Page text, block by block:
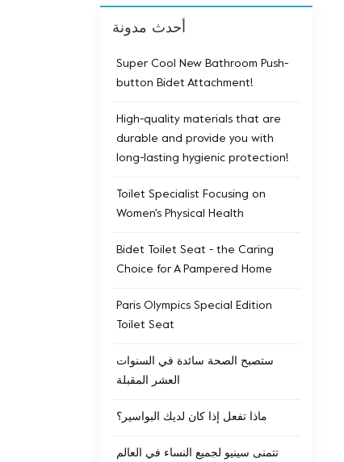
أحدث مدونة
Super Cool New Bathroom Push-
button Bidet Attachment!
High-quality materials that are
durable and provide you with
long-lasting hygienic protection!
Toilet Specialist Focusing on
Women's Physical Health
Bidet Toilet Seat - the Caring
Choice for A Pampered Home
Paris Olympics Special Edition
Toilet Seat
ستصبح الصحة سائدة في السنوات
العشر المقبلة
ماذا تفعل إذا كان لديك البواسير؟
تتمنى سينيو لجميع النساء في العالم